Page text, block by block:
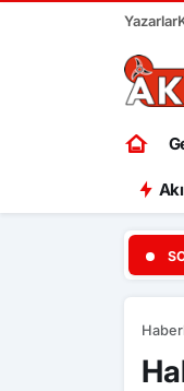
Yazarlar